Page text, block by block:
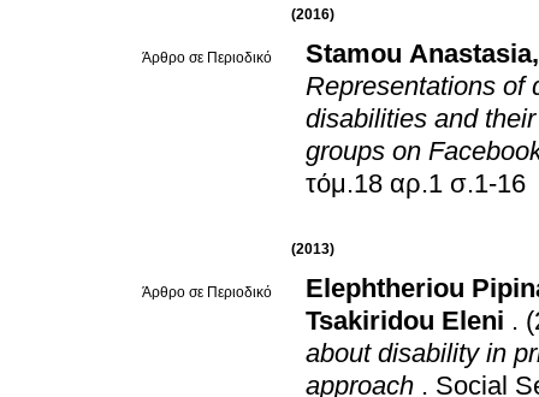
(2016)
Άρθρο σε Περιοδικό Stamou Anastasia
Representations of
disabilities and
groups on
τόμ.18 αρ.1 σ.1-16
(2013)
Άρθρο σε Περιοδικό
Elephtheriou
Tsakiridou Eleni .
about disability in
approach . Social